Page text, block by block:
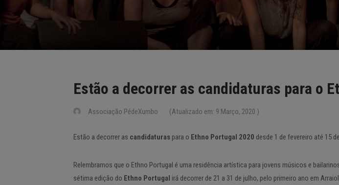
Estão a decorrer as candidaturas para o
Associação PédeXumbo (Atualizado em: 9 Março, 2020 )
Estão a decorrer as candidaturas para o Ethno Portugal 2020 desde 1 de fevereiro até 15
Relembramos que o Ethno Portugal é uma residência artística para jovens músicos e
sétima edição do Ethno Portugal irá decorrer de 21 a 31 de julho, pelo primeiro ano em